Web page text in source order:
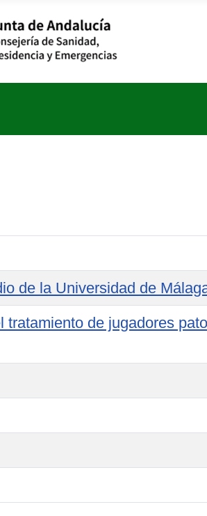
de la Universidad de
de jugadores